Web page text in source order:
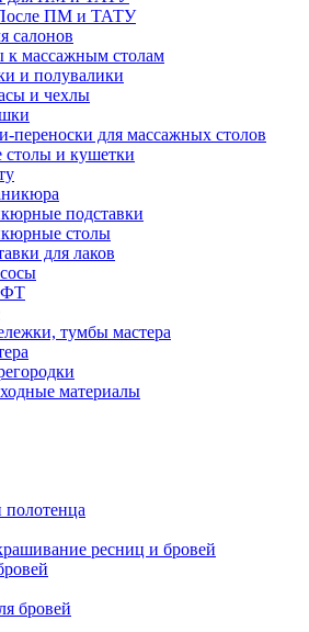
ПМ и ТАТУ
салонов
к массажным столам
и полувалики
и чехлы
переноски для массажных столов
и кушетки
подставки
столы
для лаков
тумбы мастера
материалы
ресниц и бровей
бровей